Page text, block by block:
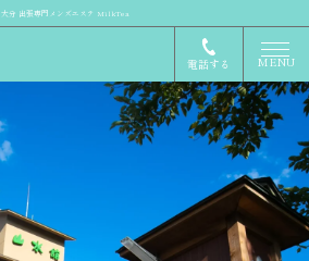
大分 出張専門メンズエステ MilkTea
電話する MENU